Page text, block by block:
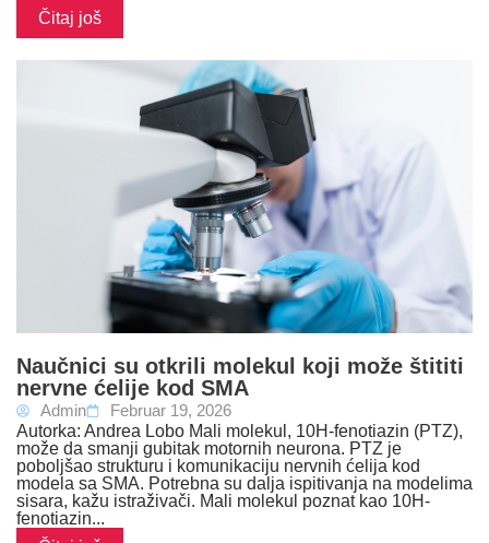
Čitaj još
Naučnici su otkrili molekul koji može štititi
nervne ćelije kod SMA
Admin
Februar 19, 2026
Autorka: Andrea Lobo Mali molekul, 10H-fenotiazin (PTZ),
može da smanji gubitak motornih neurona. PTZ je
poboljšao strukturu i komunikaciju nervnih ćelija kod
modela sa SMA. Potrebna su dalja ispitivanja na modelima
sisara, kažu istraživači. Mali molekul poznat kao 10H-
fenotiazin...